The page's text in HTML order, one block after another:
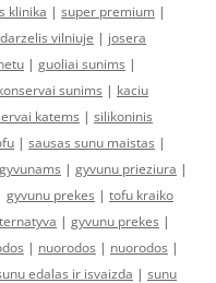
klinika | super premium |
vilniuje | josera
| guoliai sunims |
sunims | kaciu
katems | silikoninis
| sausas sunu maistas |
| gyvunu prieziura |
gyvunu prekes | tofu kraiko
| gyvunu prekes |
| nuorodos | nuorodos |
edalas ir isvaizda | sunu